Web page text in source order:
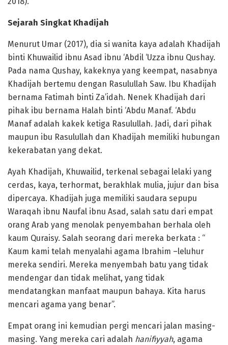
Sejarah Singkat Khadijah
Menurut Umar (2017), dia si wanita kaya adalah Khadijah
binti Khuwailid ibnu Asad ibnu ‘Abdil ‘Uzza ibnu Qushay.
Pada nama Qushay, kakeknya yang keempat, nasabnya
Khadijah bertemu dengan Rasulullah Saw. Ibu Khadijah
bernama Fatimah binti Za’idah. Nenek Khadijah dari
pihak ibu bernama Halah binti ‘Abdu Manaf. ‘Abdu
Manaf adalah kakek ketiga Rasulullah. Jadi, dari pihak
maupun ibu Rasulullah dan Khadijah memiliki hubungan
kekerabatan yang dekat.
Ayah Khadijah, Khuwailid, terkenal sebagai lelaki yang
cerdas, kaya, terhormat, berakhlak mulia, jujur dan bisa
dipercaya. Khadijah juga memiliki saudara sepupu
Waraqah ibnu Naufal ibnu Asad, salah satu dari empat
orang Arab yang menolak penyembahan berhala oleh
kaum Quraisy. Salah seorang dari mereka berkata : “
Kaum kami telah menyalahi agama Ibrahim –leluhur
mereka sendiri. Mereka menyembah batu yang tidak
mendengar dan tidak melihat, yang tidak
mendatangkan manfaat maupun bahaya. Kita harus
mencari agama yang benar”.
Empat orang ini kemudian pergi mencari jalan masing-
masing. Yang mereka cari adalah hanifiyyah, agama